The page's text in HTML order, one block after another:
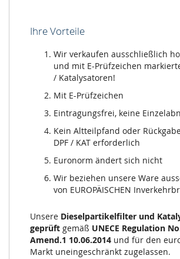
Ihre Vorteile
Wir verkaufen ausschließlich
und mit E-Prüfzeichen
/ Katalysatoren!
Mit E-Prüfzeichen
Eintragungsfrei, keine
Kein Altteilpfand oder
DPF / KAT erforderlich
Euronorm ändert sich nicht
Wir beziehen unsere Ware
von EUROPÄISCHEN
Unsere Dieselpartikelfilter und
geprüft gemäß UNECE Regulation
Amend.1 10.06.2014 und für den
Markt uneingeschränkt zugelassen.